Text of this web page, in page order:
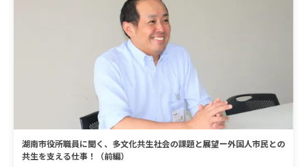
湖南市役所職員に聞く、多文化共生社会の課題と展望ー外国人市民との
共生を支える仕事！（前編）